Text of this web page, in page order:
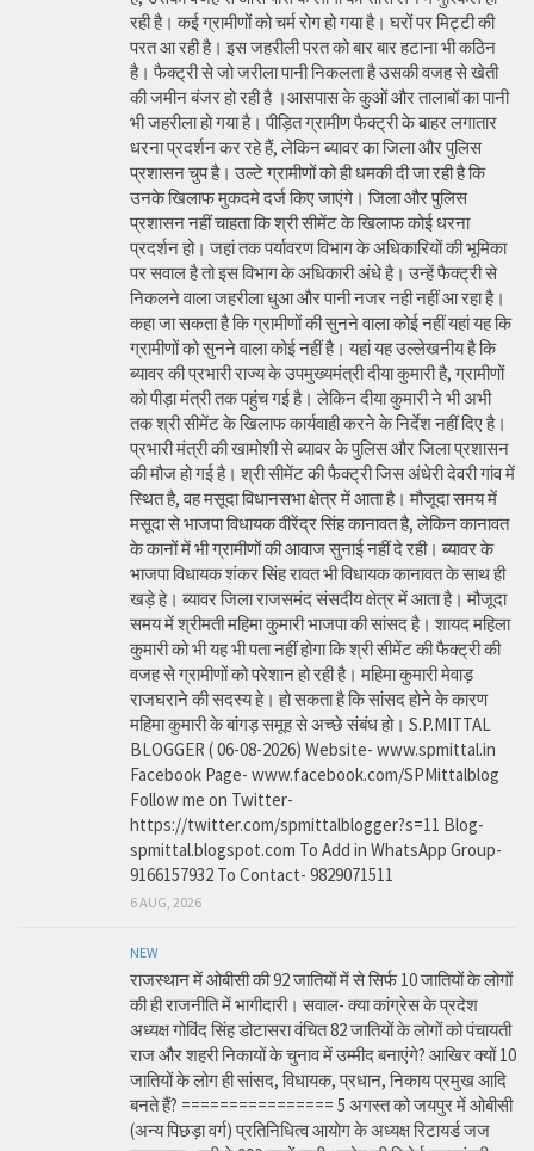
रही है। कई ग्रामीणों को चर्म रोग हो गया है। घरों पर मिट्टी की
परत आ रही है। इस जहरीली परत को बार बार हटाना भी कठिन
है। फैक्ट्री से जो जरीला पानी निकलता है उसकी वजह से खेती
की जमीन बंजर हो रही है ।आसपास के कुओं और तालाबों का पानी
भी जहरीला हो गया है। पीड़ित ग्रामीण फैक्ट्री के बाहर लगातार
धरना प्रदर्शन कर रहे हैं, लेकिन ब्यावर का जिला और पुलिस
प्रशासन चुप है। उल्टे ग्रामीणों को ही धमकी दी जा रही है कि
उनके खिलाफ मुकदमे दर्ज किए जाएंगे। जिला और पुलिस
प्रशासन नहीं चाहता कि श्री सीमेंट के खिलाफ कोई धरना
प्रदर्शन हो। जहां तक पर्यावरण विभाग के अधिकारियों की भूमिका
पर सवाल है तो इस विभाग के अधिकारी अंधे है। उन्हें फैक्ट्री से
निकलने वाला जहरीला धुआ और पानी नजर नही नहीं आ रहा है।
कहा जा सकता है कि ग्रामीणों की सुनने वाला कोई नहीं यहां यह कि
ग्रामीणों को सुनने वाला कोई नहीं है। यहां यह उल्लेखनीय है कि
ब्यावर की प्रभारी राज्य के उपमुख्यमंत्री दीया कुमारी है, ग्रामीणों
को पीड़ा मंत्री तक पहुंच गई है। लेकिन दीया कुमारी ने भी अभी
तक श्री सीमेंट के खिलाफ कार्यवाही करने के निर्देश नहीं दिए है।
प्रभारी मंत्री की खामोशी से ब्यावर के पुलिस और जिला प्रशासन
की मौज हो गई है। श्री सीमेंट की फैक्ट्री जिस अंधेरी देवरी गांव में
स्थित है, वह मसूदा विधानसभा क्षेत्र में आता है। मौजूदा समय में
मसूदा से भाजपा विधायक वीरेंद्र सिंह कानावत है, लेकिन कानावत
के कानों में भी ग्रामीणों की आवाज सुनाई नहीं दे रही। ब्यावर के
भाजपा विधायक शंकर सिंह रावत भी विधायक कानावत के साथ ही
खड़े हे। ब्यावर जिला राजसमंद संसदीय क्षेत्र में आता है। मौजूदा
समय में श्रीमती महिमा कुमारी भाजपा की सांसद है। शायद महिला
कुमारी को भी यह भी पता नहीं होगा कि श्री सीमेंट की फैक्ट्री की
वजह से ग्रामीणों को परेशान हो रही है। महिमा कुमारी मेवाड़
राजघराने की सदस्य हे। हो सकता है कि सांसद होने के कारण
महिमा कुमारी के बांगड़ समूह से अच्छे संबंध हो। S.P.MITTAL
BLOGGER ( 06-08-2026) Website- www.spmittal.in
Facebook Page- www.facebook.com/SPMittalblog
Follow me on Twitter-
https://twitter.com/spmittalblogger?s=11 Blog-
spmittal.blogspot.com To Add in WhatsApp Group-
9166157932 To Contact- 9829071511
6 AUG, 2026
NEW
राजस्थान में ओबीसी की 92 जातियों में से सिर्फ 10 जातियों के लोगों
की ही राजनीति में भागीदारी। सवाल- क्या कांग्रेस के प्रदेश
अध्यक्ष गोविंद सिंह डोटासरा वंचित 82 जातियों के लोगों को पंचायती
राज और शहरी निकायों के चुनाव में उम्मीद बनाएंगे? आखिर क्यों 10
जातियों के लोग ही सांसद, विधायक, प्रधान, निकाय प्रमुख आदि
बनते हैं? ================ 5 अगस्त को जयपुर में ओबीसी
(अन्य पिछड़ा वर्ग) प्रतिनिधित्व आयोग के अध्यक्ष रिटायर्ड जज